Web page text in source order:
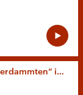
in Köln